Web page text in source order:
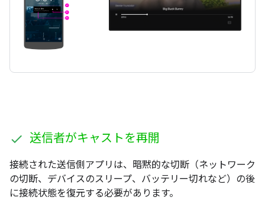
送信者がキャストを再開
接続された送信側アプリは、暗黙的な切断（ネットワーク
の切断、デバイスのスリープ、バッテリー切れなど）の後
に接続状態を復元する必要があります。